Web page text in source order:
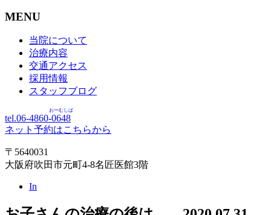
MENU
当院について
治療内容
交通アクセス
採用情報
スタッフブログ
tel.06-4860-0648
おーむしば
ネット予約はこちらから
〒5640031
大阪府吹田市元町4-8名匠医館3階
In